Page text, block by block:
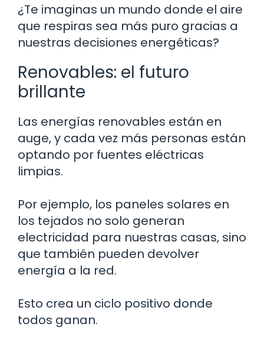
¿Te imaginas un mundo donde el aire
que respiras sea más puro gracias a
nuestras decisiones energéticas?
Renovables: el futuro
brillante
Las energías renovables están en
auge, y cada vez más personas están
optando por fuentes eléctricas
limpias.
Por ejemplo, los paneles solares en
los tejados no solo generan
electricidad para nuestras casas, sino
que también pueden devolver
energía a la red.
Esto crea un ciclo positivo donde
todos ganan.